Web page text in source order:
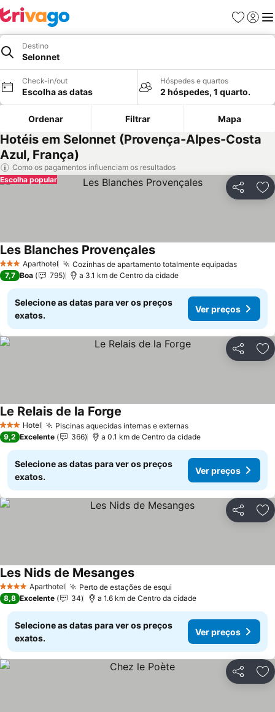
Favoritos
Iniciar
Destino
Selonnet
Check-in/out
Escolha as datas
Hóspedes e quartos
2 hóspedes, 1 quarto.
Ordenar Filtrar Mapa
Hotéis em Selonnet (Provença-Alpes-Costa
Azul, França)
Como os pagamentos influenciam os resultados
Partilhar
Escolha popular
3 EstrelasAparthotel Cozinhas de apartamento totalmente equipadasVer
Les Blanches ProvençalesVer preços
7,7 Boa 795 a 3.1 km de Centro da cidade
Selecione as datas para ver os preços
exatos.
Ver preços
Partilhar
3 EstrelasHotel Piscinas aquecidas internas e externasVer preços
Le Relais de la Forge
9,2 Excelente 366 a 0.1 km de Centro da cidade
Selecione as datas para ver os preços
exatos.
Ver preços
Partilhar
4 EstrelasAparthotel Perto de estações de esqui
Les Nids de MesangesVer preços
8,8 Excelente 34 a 1.6 km de Centro da cidade
Selecione as datas para ver os preços
exatos.
Ver preços
Partilhar